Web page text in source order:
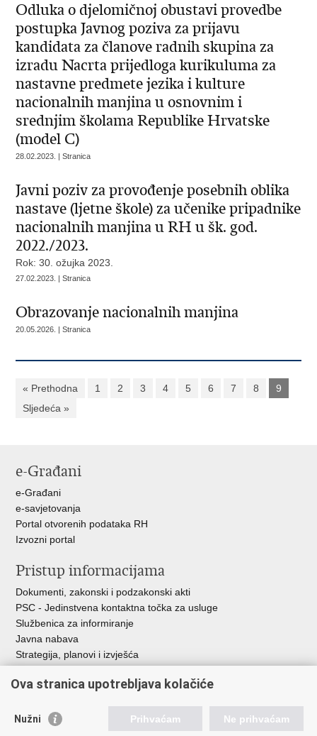
Odluka o djelomičnoj obustavi provedbe
postupka Javnog poziva za prijavu
kandidata za članove radnih skupina za
izradu Nacrta prijedloga kurikuluma za
nastavne predmete jezika i kulture
nacionalnih manjina u osnovnim i
srednjim školama Republike Hrvatske
(model C)
28.02.2023. | Stranica
Javni poziv za provođenje posebnih oblika
nastave (ljetne škole) za učenike pripadnike
nacionalnih manjina u RH u šk. god.
2022./2023.
Rok: 30. ožujka 2023.
27.02.2023. | Stranica
Obrazovanje nacionalnih manjina
20.05.2026. | Stranica
« Prethodna 1 2 3 4 5 6 7 8
9
Sljedeća »
e-Građani
e-Građani
e-savjetovanja
Portal otvorenih podataka RH
Izvozni portal
Pristup informacijama
Dokumenti, zakonski i podzakonski akti
PSC - Jedinstvena kontaktna točka za usluge
Službenica za informiranje
Javna nabava
Strategija, planovi i izvješća
Ova stranica upotrebljava kolačiće
Nužni Prihvaćam Ne prihvaćam